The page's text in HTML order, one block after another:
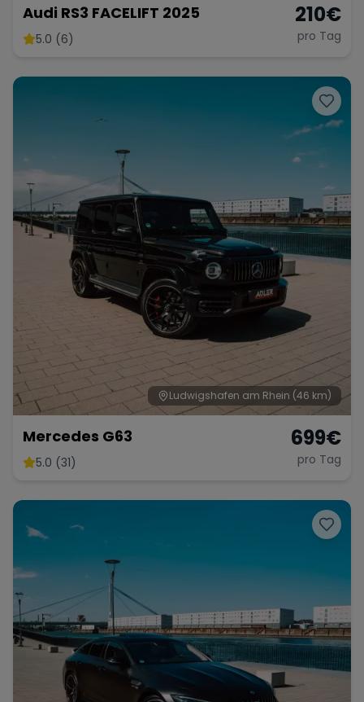
Audi RS3 FACELIFT 2025
5.0 (6)
210€
pro Tag
Ludwigshafen am Rhein (46 km)
Mercedes G63
5.0 (31)
699€
pro Tag